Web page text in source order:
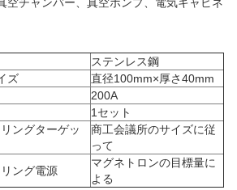
ステンレス鋼
ズ
直径100mm×厚さ40mm
200A
1セット
ングターゲッ
商工会議所のサイズに従
って
ング電源
マグネトロンの目標量に
よる